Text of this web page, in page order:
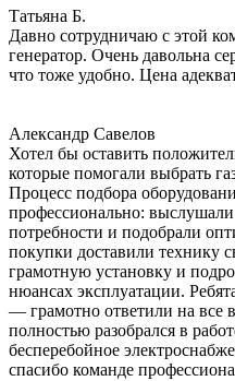
Татьяна Б.
Давно сотрудничаю с этой
генератор. Очень давольна
что тоже удобно. Цена
Александр Савелов
Хотел бы оставить
которые помогали выбрать
Процесс подбора
профессионально:
потребности и подобрали
покупки доставили технику
грамотную установку и
нюансах эксплуатации.
— грамотно ответили на все
полностью разобрался в
бесперебойное
спасибо команде